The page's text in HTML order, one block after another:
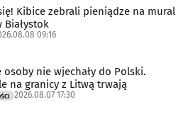
Kibice zebrali pieniądze na mural
Białystok
09:16
osoby nie wjechały do Polski.
na granicy z Litwą trwają
2026.08.07 17:30